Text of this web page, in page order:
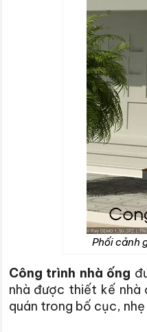
Phối cảnh
Công trình nhà ống
nhà được thiết kế
quán trong bố cục,